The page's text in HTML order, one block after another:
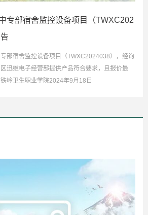
专部宿舍监控设备项目（TWXC202
部宿舍监控设备项目（TWXC2024038），经询
迅维电子经营部提供产品符合要求，且报价最
岭卫生职业学院2024年9月18日